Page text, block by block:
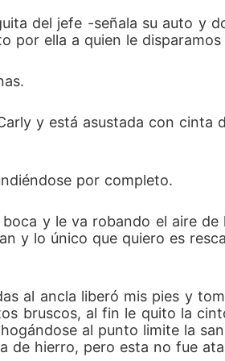
del jefe -señala su auto y
ella a quien le
y está asustada con
por completo.
y le va robando el aire
y lo único que quiero es
al ancla liberó mis pies y
bruscos, al fin le quito la
al punto limite la
de hierro, pero esta no fue